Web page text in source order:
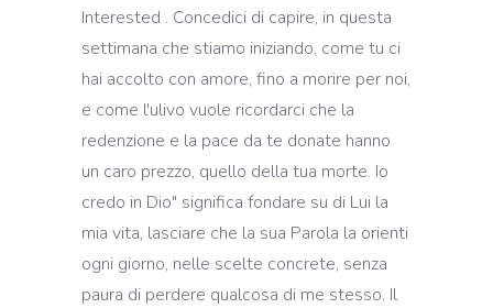
Interested . Concedici di capire, in questa
settimana che stiamo iniziando, come tu ci
hai accolto con amore, fino a morire per noi,
e come l'ulivo vuole ricordarci che la
redenzione e la pace da te donate hanno
un caro prezzo, quello della tua morte. Io
credo in Dio" significa fondare su di Lui la
mia vita, lasciare che la sua Parola la orienti
ogni giorno, nelle scelte concrete, senza
paura di perdere qualcosa di me stesso. Il